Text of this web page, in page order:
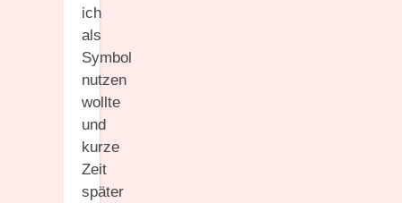
ich
als
Symbol
nutzen
wollte
und
kurze
Zeit
später